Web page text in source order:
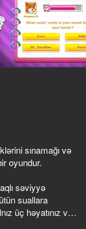
Obby, But You Get Trolled
55
sınamağı və
oyundur.
səviyyə
suallara
üç həyatınız və